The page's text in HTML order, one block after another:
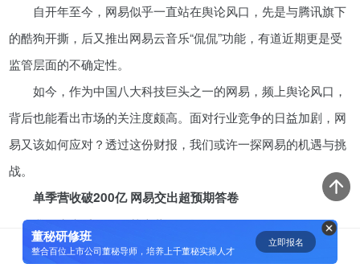
「瑞云冷链」获1.2亿天使轮融
长安福特要带用户一饱“掀起女生
裙子”眼福
05-19
尔街准备了什么新故事？
05-19
自开年至今，网易似乎一直站在舆论风口，先是与腾讯旗下
的酷狗开撕，后又推出网易云音乐“侃侃”功能，有道近期更是受
监管层面的不确定性。
如今，作为中国八大科技巨头之一的网易，频上舆论风口，
背后也能看出市场的关注度颇高。面对行业竞争的日益加剧，网
易又该如何应对？透过这份财报，我们或许一探网易的机遇与挑
战。
单季营收破200亿 网易交出超预期答卷
我们先来看网易的基本营收数据。
从最新披露出的财报数据显示，2021年一季度，网易营收
董秘研修班
整合百位上市公司董秘导师，培养上千董秘实操人才
立即报名